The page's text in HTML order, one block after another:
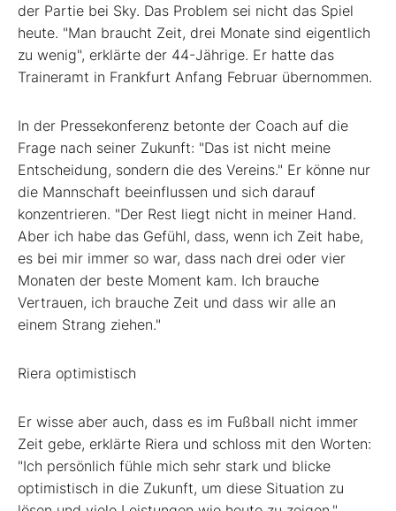
der Partie bei Sky. Das Problem sei nicht das Spiel
heute. "Man braucht Zeit, drei Monate sind eigentlich
zu wenig", erklärte der 44-Jährige. Er hatte das
Traineramt in Frankfurt Anfang Februar übernommen.
In der Pressekonferenz betonte der Coach auf die
Frage nach seiner Zukunft: "Das ist nicht meine
Entscheidung, sondern die des Vereins." Er könne nur
die Mannschaft beeinflussen und sich darauf
konzentrieren. "Der Rest liegt nicht in meiner Hand.
Aber ich habe das Gefühl, dass, wenn ich Zeit habe,
es bei mir immer so war, dass nach drei oder vier
Monaten der beste Moment kam. Ich brauche
Vertrauen, ich brauche Zeit und dass wir alle an
einem Strang ziehen."
Riera optimistisch
Er wisse aber auch, dass es im Fußball nicht immer
Zeit gebe, erklärte Riera und schloss mit den Worten:
"Ich persönlich fühle mich sehr stark und blicke
optimistisch in die Zukunft, um diese Situation zu